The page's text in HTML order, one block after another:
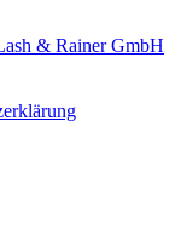
& Rainer GmbH